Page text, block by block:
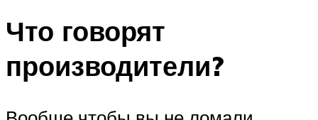
Что говорят
производители?